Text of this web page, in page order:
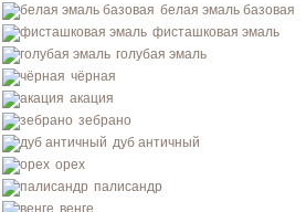
белая эмаль базовая
фисташковая эмаль
голубая эмаль
чёрная
акация
зебрано
дуб античный
орех
палисандр
венге